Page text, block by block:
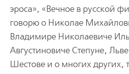
эроса», «Вечное в русской
говорю о Николае
Владимире Николаевиче
Августиновиче Степуне,
Шестове и о многих других,